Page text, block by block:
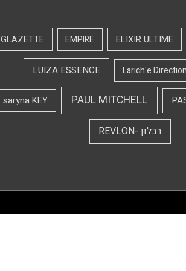
ELIXIR ULTIME
EMPIRE
GLAZETTE
Larich'e
LUIZA ESSENCE
PAUL MITCHELL
saryna KEY
רבלון -REVLON